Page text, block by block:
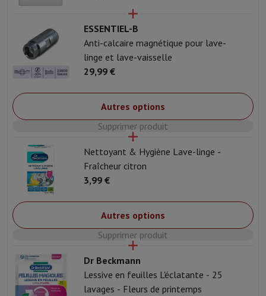
ESSENTIEL-B
Anti-calcaire magnétique pour lave-
linge et lave-vaisselle
29,99 €
Autres options
Supprimer produit
Nettoyant & Hygiène Lave-linge -
Fraîcheur citron
3,99 €
Autres options
Supprimer produit
Dr Beckmann
Lessive en feuilles L'éclatante - 25
lavages - Fleurs de printemps